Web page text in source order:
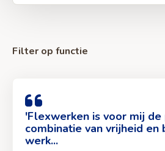
Filter op functie
ervaring
van
Lisa
Toen>
'Flexwerken is voor mij
combinatie van vrijheid en
werk...